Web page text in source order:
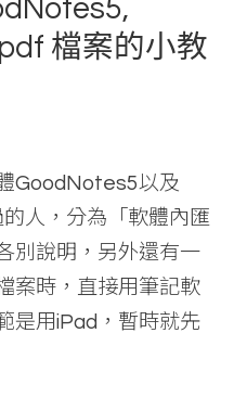
檔案的小教
GoodNotes5以及
人，分為「軟體內匯
別說明，另外還有一
案時，直接用筆記軟
是用iPad，暫時就先